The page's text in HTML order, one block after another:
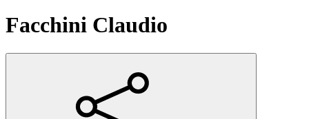
Facchini Claudio